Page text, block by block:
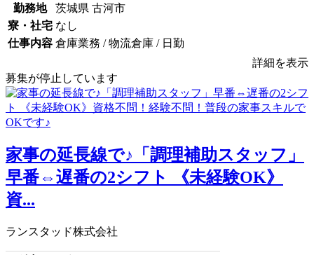
勤務地
茨城県 古河市
寮・社宅 なし
仕事内容 倉庫業務 / 物流倉庫 / 日勤
詳細を表示
募集が停止しています
家事の延長線で♪「調理補助スタッフ」
早番⇔遅番の2シフト 《未経験OK》
資...
ランスタッド株式会社